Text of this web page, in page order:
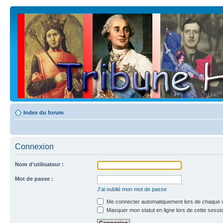
Index du forum
Connexion
Nom d’utilisateur :
Mot de passe :
J’ai oublié mon mot de passe
Me connecter automatiquement lors de chaque
Masquer mon statut en ligne lors de cette